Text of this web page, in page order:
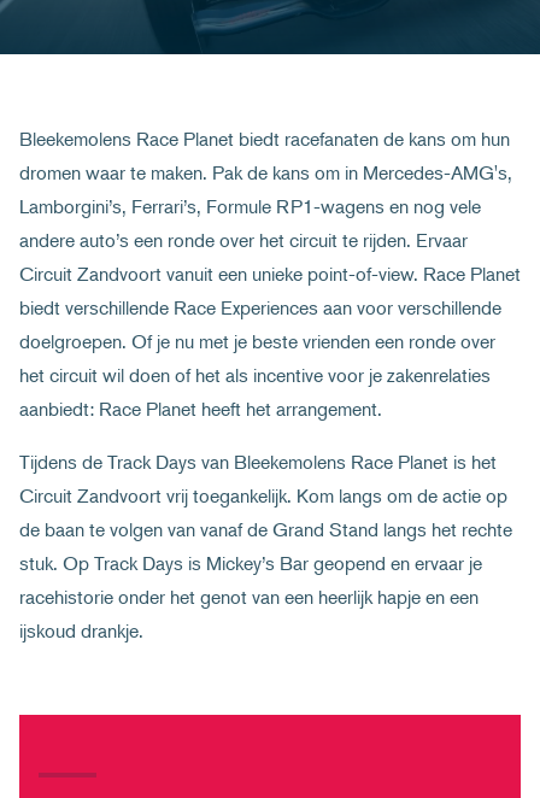
Bleekemolens Race Planet biedt racefanaten de kans om hun
dromen waar te maken. Pak de kans om in Mercedes-AMG's,
Lamborgini’s, Ferrari’s, Formule RP1-wagens en nog vele
andere auto’s een ronde over het circuit te rijden. Ervaar
Circuit Zandvoort vanuit een unieke point-of-view. Race Planet
biedt verschillende Race Experiences aan voor verschillende
doelgroepen. Of je nu met je beste vrienden een ronde over
het circuit wil doen of het als incentive voor je zakenrelaties
aanbiedt: Race Planet heeft het arrangement.
Tijdens de Track Days van Bleekemolens Race Planet is het
Circuit Zandvoort vrij toegankelijk. Kom langs om de actie op
de baan te volgen van vanaf de Grand Stand langs het rechte
stuk. Op Track Days is Mickey’s Bar geopend en ervaar je
racehistorie onder het genot van een heerlijk hapje en een
ijskoud drankje.